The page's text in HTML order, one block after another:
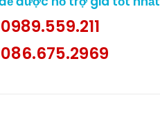
0989.559.211
086.675.2969